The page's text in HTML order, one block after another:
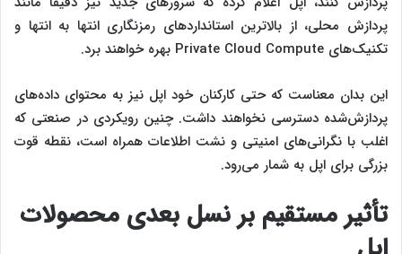
پردازش محلی، از بالاترین استانداردهای رمزنگاری انتها به انتها و
تکنیک‌های Private Cloud Compute بهره خواهند برد.
این بدان معناست که حتی کارکنان خود اپل نیز به محتوای داده‌های
پردازش‌شده دسترسی نخواهند داشت. چنین رویکردی در صنعتی که
اغلب با نگرانی‌های امنیتی و نشت اطلاعات همراه است، نقطه قوت
بزرگی برای اپل به شمار می‌رود.
تأثیر مستقیم بر نسل بعدی محصولات